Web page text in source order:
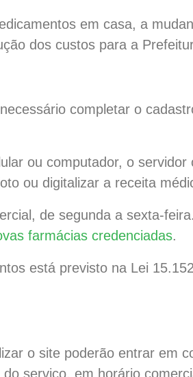
em casa, a
dos custos para a
completar o
ou computador, o
ou digitalizar a receita
de segunda a sexta-
farmácias credenciadas.
está previsto na Lei
o site poderão entrar em
serviço, em horário